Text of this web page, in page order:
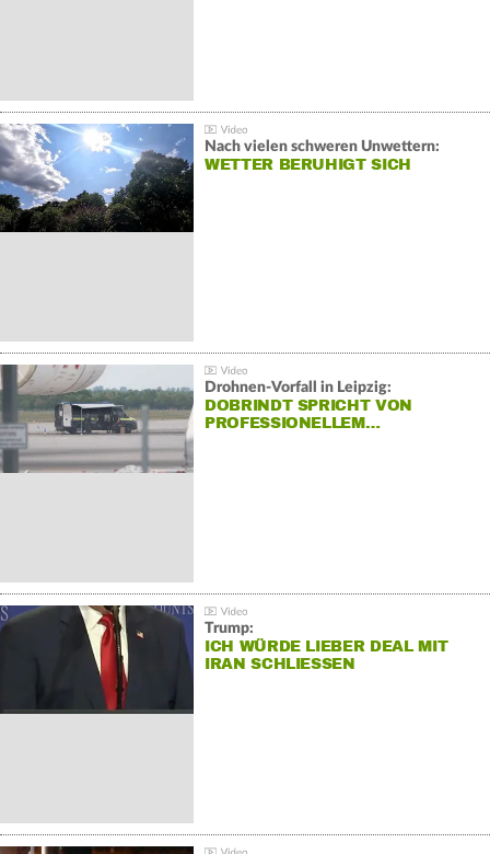
Nach vielen schweren Unwettern:
WETTER BERUHIGT SICH
Drohnen-Vorfall in Leipzig:
DOBRINDT SPRICHT VON
PROFESSIONELLEM…
Trump:
ICH WÜRDE LIEBER DEAL MIT
IRAN SCHLIESSEN